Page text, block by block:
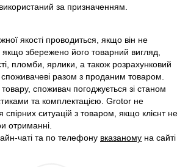
за призначенням.
якості проводиться, якщо він не
якщо збережено його товарний вигляд,
пломби, ярлики, а також розрахунковий
разом з проданим товаром.
споживач погоджується зі станом
та комплектацією. Grotor не
спірних ситуацій з товаром, якщо клієнт не
отриманні.
чаті та по телефону вказаному на сайті